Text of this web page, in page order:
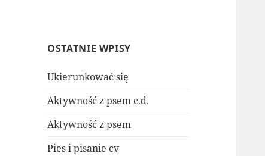
OSTATNIE WPISY
Ukierunkować się
Aktywność z psem c.d.
Aktywność z psem
Pies i pisanie cv